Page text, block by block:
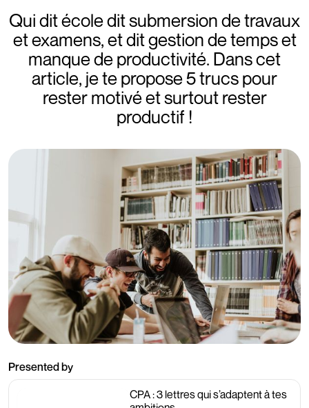
Qui dit école dit submersion de travaux
et examens, et dit gestion de temps et
manque de productivité. Dans cet
article, je te propose 5 trucs pour
rester motivé et surtout rester
productif !
Presented by
CPA : 3 lettres qui s’adaptent à tes